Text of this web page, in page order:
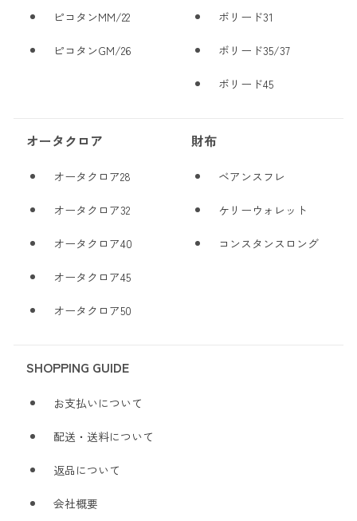
ピコタンMM/22
ピコタンGM/26
ボリード31
ボリード35/37
ボリード45
オータクロア
オータクロア28
オータクロア32
オータクロア40
オータクロア45
オータクロア50
財布
ベアンスフレ
ケリーウォレット
コンスタンスロング
SHOPPING GUIDE
お支払いについて
配送・送料について
返品について
会社概要